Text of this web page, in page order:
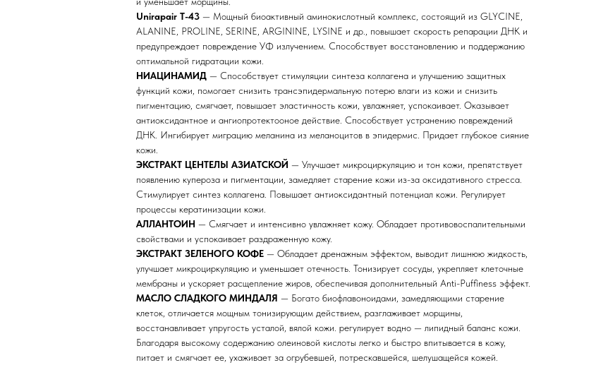
Unirapair T-43 — Mощный биоактивный аминокислотный комплекс, состоящий из GLYCINE,
ALANINE, PROLINE, SERINE, ARGININE, LYSINE и др., повышает скорость репарации ДНК и
предупреждает повреждение УФ излучением. Способствует восстановлению и поддержанию
оптимальной гидратации кожи.
НИАЦИНАМИД — Способствует стимуляции синтеза коллагена и улучшению защитных
функций кожи, помогает снизить трансэпидермальную потерю влаги из кожи и снизить
пигментацию, смягчает, повышает эластичность кожи, увлажняет, успокаивает. Оказывает
антиоксидантное и ангиопротектооное действие. Способствует устранению повреждений
ДНК. Ингибирует миграцию меланина из меланоцитов в эпидермис. Придает глубокое сияние
кожи.
ЭКСТРАКТ ЦЕНТЕЛЫ АЗИАТСКОЙ — Улучшает микроциркуляцию и тон кожи, препятствует
появлению купероза и пигментации, замедляет старение кожи из-за оксидативного стресса.
Стимулирует синтез коллагена. Повышает антиоксидантный потенциал кожи. Регулирует
процессы кератинизации кожи.
АЛЛАНТОИН — Смягчает и интенсивно увлажняет кожу. Обладает противовоспалительными
свойствами и успокаивает раздраженную кожу.
ЭКСТРАКТ ЗЕЛЕНОГО КОФЕ — Обладает дренажным эффектом, выводит лишнюю жидкость,
улучшает микроциркуляцию и уменьшает отечность. Тонизирует сосуды, укрепляет клеточные
мембраны и ускоряет расщепление жиров, обеспечивая дополнительный Anti-Puffiness эффект.
МАСЛО СЛАДКОГО МИНДАЛЯ — Богато биофлавоноидами, замедляющими старение
клеток, отличается мощным тонизирующим действием, разглаживает морщины,
восстанавливает упругость усталой, вялой кожи. регулирует водно — липидный баланс кожи.
Благодаря высокому содержанию олеиновой кислоты легко и быстро впитывается в кожу,
питает и смягчает ее, ухаживает за огрубевшей, потрескавшейся, шелушащейся кожей.